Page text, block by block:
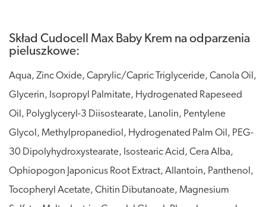
Skład Cudocell Max Baby Krem na odparzenia
pieluszkowe:
Aqua, Zinc Oxide, Caprylic/Capric Triglyceride, Canola Oil,
Glycerin, Isopropyl Palmitate, Hydrogenated Rapeseed
Oil, Polyglyceryl-3 Diisostearate, Lanolin, Pentylene
Glycol, Methylpropanediol, Hydrogenated Palm Oil, PEG-
30 Dipolyhydroxystearate, Isostearic Acid, Cera Alba,
Ophiopogon Japonicus Root Extract, Allantoin, Panthenol,
Tocopheryl Acetate, Chitin Dibutanoate, Magnesium